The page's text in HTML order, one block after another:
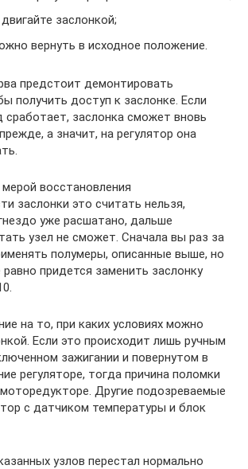
заслонкой;
вернуть в исходное положение.
предстоит демонтировать
получить доступ к заслонке. Если
заслонка сможет вновь
а значит, на регулятор она
восстановления
заслонки это считать нельзя,
уже расшатано, дальше
узел не сможет. Сначала вы раз за
полумеры, описанные выше, но
придется заменить заслонку
на то, при каких условиях можно
Если это происходит лишь ручным
зажигании и повернутом в
регуляторе, тогда причина поломки
Другие подозреваемые
с датчиком температуры и блок
узлов перестал нормально